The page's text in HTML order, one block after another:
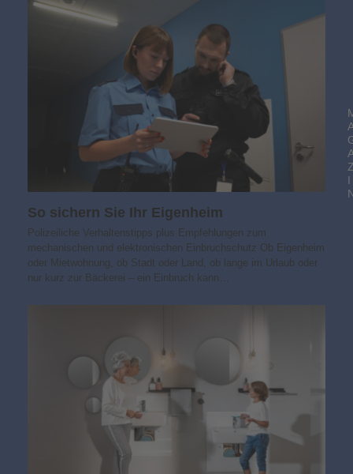
So sichern Sie Ihr Eigenheim
Polizeiliche Verhaltenstipps plus Empfehlungen zum
mechanischen und elektronischen Einbruchschutz Ob Eigenheim
oder Mietwohnung, ob Stadt oder Land, ob lange im Urlaub oder
nur kurz zur Bäckerei – ein Einbruch kann…
I